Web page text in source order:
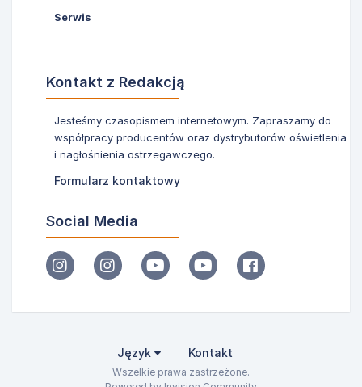
Serwis
Kontakt z Redakcją
Jesteśmy czasopismem internetowym. Zapraszamy do
współpracy producentów oraz dystrybutorów oświetlenia
i nagłośnienia ostrzegawczego.
Formularz kontaktowy
Social Media
Język Kontakt
Wszelkie prawa zastrzeżone.